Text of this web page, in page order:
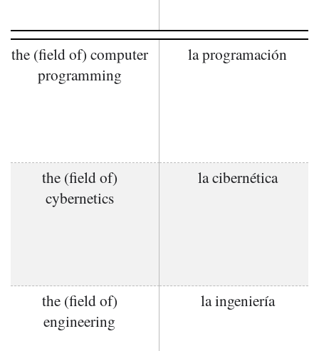
the (field of) computer
programming
la programación
the (field of)
cybernetics
la cibernética
the (field of)
engineering
la ingeniería